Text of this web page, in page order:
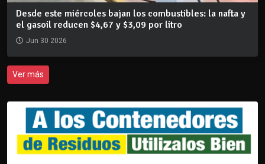
Desde este miércoles bajan los combustibles: la nafta y
el gasoil reducen $4,67 y $3,09 por litro
Jun 30 2026
Ver más